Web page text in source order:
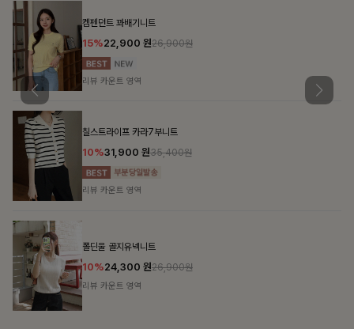
켐펜던트 꽈배기니트
15%22,900 원26,900원
리뷰 카운트 영역
칠스트라이프 카라7부니트
10%31,900 원35,400원
리뷰 카운트 영역
폴딘울 골지유넥니트
10%24,300 원26,900원
리뷰 카운트 영역